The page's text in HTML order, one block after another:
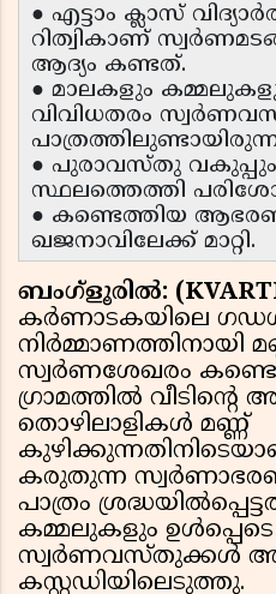
● എട്ടാം ക്ലാസ്
റിത്വികാണ്
ആദ്യം കണ്ടത്.
● മാലകളും
വിവിധതരം
● പുരാവസ്തു
സ്ഥലത്തെത്തി
● കണ്ടെത്തിയ
ഖജനാവിലേക്ക് മാറ്റി.
ബംഗ്ളൂരിൽ:
കർണാടകയിലെ ഗഡഗ്
നിർമ്മാണത്തിനായി
സ്വർണശേഖരം
ഗ്രാമത്തിൽ വീടിന്റെ
തൊഴിലാളികൾ മണ്ണ്
കരുതുന്ന
പാത്രം
കമ്മലുകളും ഉൾപ്പെടെ
സ്വർണവസ്തുക്കൾ
കസ്റ്റഡിയിലെടുത്തു.